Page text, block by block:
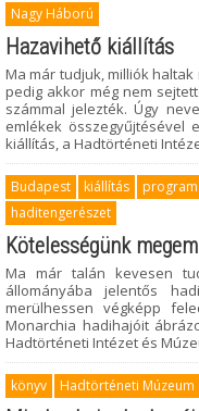
Nagy Háború
Hazavihető kiállítás
Ma már tudjuk, milliók
pedig akkor még nem
számmal jelezték. Úgy
emlékek összegyűjtésével
kiállítás, a Hadtörténeti
Budapest kiállítás
haditengerészet
Kötelességünk
Ma már talán kevesen
állományába jelentős
merülhessen végképp
Monarchia hadihajóit
Hadtörténeti Intézet és
könyv Hadtörténeti Múzeum